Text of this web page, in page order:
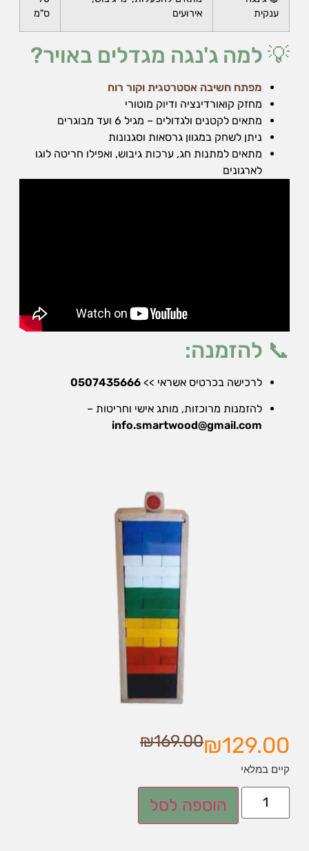
ענקית
אירועים
ס"מ
💡 למה ג'נגה מגדלים באויר?
מפתח חשיבה אסטרטגית וקור רוח
מחזק קואורדינציה ודיוק מוטורי
מתאים לקטנים ולגדולים – מגיל 6 ועד מבוגרים
ניתן לשחק במגוון גרסאות וסגנונות
מתאים למתנות חג, ערכות גיבוש, ואפילו חריטה לוגו
לארגונים
📞 להזמנה:
לרכישה בכרטיס אשראי >> 0507435666
להזמנות מרוכזות, מותג אישי וחריטות –
info.smartwood@gmail.com
₪129.00
₪169.00
קיים במלאי
הוספה לסל